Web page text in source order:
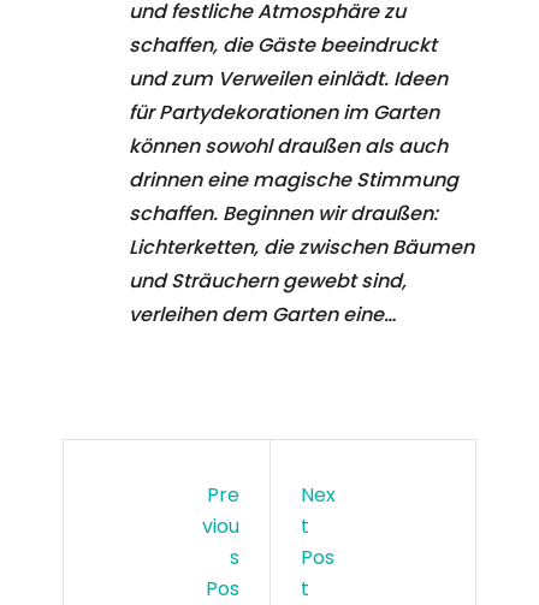
und festliche Atmosphäre zu
schaffen, die Gäste beeindruckt
und zum Verweilen einlädt. Ideen
für Partydekorationen im Garten
können sowohl draußen als auch
drinnen eine magische Stimmung
schaffen. Beginnen wir draußen:
Lichterketten, die zwischen Bäumen
und Sträuchern gewebt sind,
verleihen dem Garten eine…
Pre
Viou
S
Pos
Nex
T
Pos
T